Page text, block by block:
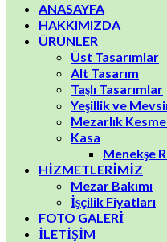
ANASAYFA
HAKKIMIZDA
ÜRÜNLER
Üst Tasarımlar
Alt Tasarım
Taşlı Tasarımlar
Yeşillik ve
Mezarlık
Kasa
Menekşe
HİZMETLERİMİZ
Mezar Bakımı
İşçilik Fiyatları
FOTO GALERİ
İLETİŞİM